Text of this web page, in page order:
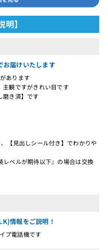
】
届けいたします
あります
観ですがきれい目です
き済】です
【見出しシール付き】でわかりや
ベルが期待以下』の場合は交換
情報をご説明！
プ電話機です